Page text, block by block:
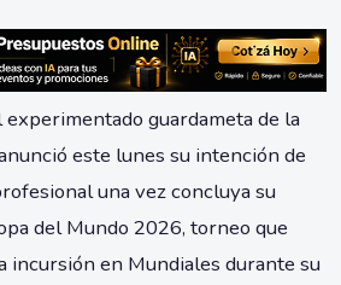
experimentado guardameta de la
este lunes su intención de
una vez concluya su
del Mundo 2026, torneo que
incursión en Mundiales durante su